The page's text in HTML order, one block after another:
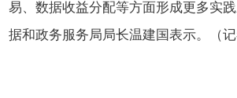
易、数据收益分配等方面形成更多实
据和政务服务局局长温建国表示。（记